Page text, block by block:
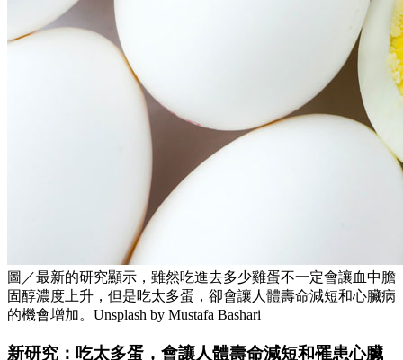
圖／最新的研究顯示，雖然吃進去多少雞蛋不一定會讓血中膽
固醇濃度上升，但是吃太多蛋，卻會讓人體壽命減短和心臟病
的機會增加。Unsplash by Mustafa Bashari
新研究：吃太多蛋，會讓人體壽命減短和罹患心臟